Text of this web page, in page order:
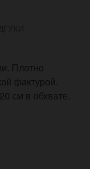
Плотно
фактурой.
см в обхвате.